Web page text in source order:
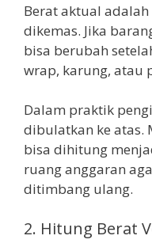
Berat aktual
dikemas. Jika
bisa berubah
wrap, karung, atau
Dalam praktik
dibulatkan ke atas.
bisa dihitung
ruang anggaran
ditimbang ulang.
2. Hitung Berat